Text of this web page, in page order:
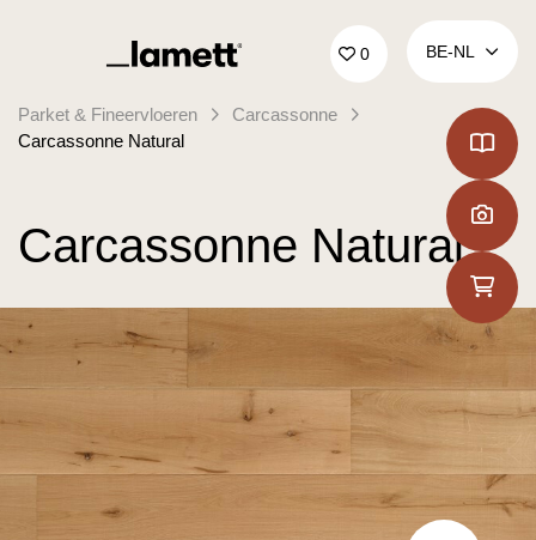
Terug naar home 0 BE‑NL
Parket & Fineervloeren
Carcassonne
Carcassonne Natural
Carcassonne Natural